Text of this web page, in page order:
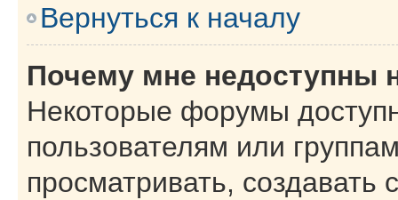
Вернуться к началу
Почему мне недоступны
Некоторые форумы
пользователям или
просматривать,